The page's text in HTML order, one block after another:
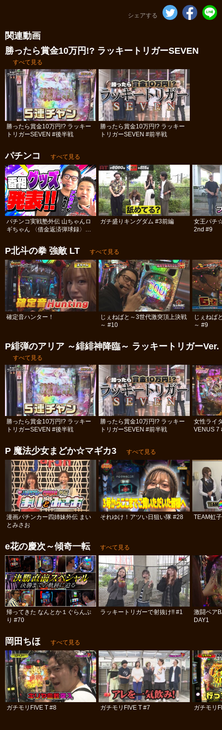
シェアする
関連動画
勝ったら賞金10万円!? ラッキートリガーSEVEN
すべて見る
勝ったら賞金10万円!? ラッキー
トリガーSEVEN #後半戦
勝ったら賞金10万円!? ラッキー
トリガーSEVEN #前半戦
パチンコ すべて見る
パチンコ実戦塾外伝 山ちゃんロ
ギちゃん 〈借金返済弾球録〉
ガチ盛りキングダム #3前編
女王パチ
2nd #9
P北斗の拳 強敵 LT すべて見る
確定音ハンター！
じぇねばと～3世代激突頂上決戦
～ #10
じぇねば
～ #9
P緋弾のアリア ～緋緋神降臨～ ラッキートリガーVer.
すべて見る
勝ったら賞金10万円!? ラッキー
トリガーSEVEN #後半戦
勝ったら賞金10万円!? ラッキー
トリガーSEVEN #前半戦
女性ライ
VENUS 7
P 魔法少女まどか☆マギカ3 すべて見る
漫画パチンカー四姉妹外伝 まい
とみさお
それゆけ！アツい日狙い隊 #28 TEAM虹
e花の慶次～傾奇一転 すべて見る
帰ってきた なんとか１ぐらんぷ
り #70
ラッキートリガーで射抜け!! #1
激闘ペア
DAY1
岡田ちほ すべて見る
ガチモリFIVE T #8 ガチモリFIVE T #7 ガチモリ